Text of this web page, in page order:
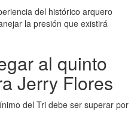
del histórico arquero
la presión que existirá
al quinto
Jerry Flores
del Tri debe ser superar por